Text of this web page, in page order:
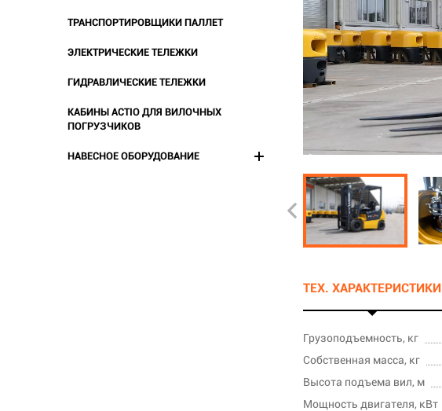
ТРАНСПОРТИРОВЩИКИ ПАЛЛЕТ
ЭЛЕКТРИЧЕСКИЕ ТЕЛЕЖКИ
ГИДРАВЛИЧЕСКИЕ ТЕЛЕЖКИ
КАБИНЫ ACTIO ДЛЯ ВИЛОЧНЫХ
ПОГРУЗЧИКОВ
НАВЕСНОЕ ОБОРУДОВАНИЕ
ТЕХ. ХАРАКТЕРИСТИКИ
Грузоподъемность, кг
Собственная масса, кг
Высота подъема вил, м
Мощность двигателя, кВт